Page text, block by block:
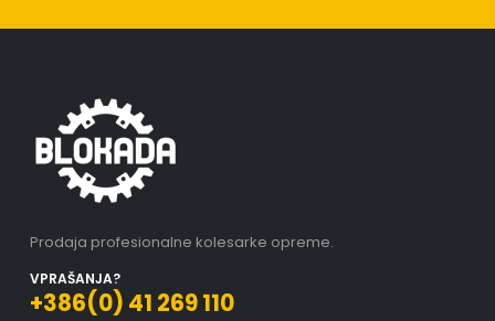
Prodaja profesionalne kolesarke opreme.
VPRAŠANJA?
+386(0) 41 269 110